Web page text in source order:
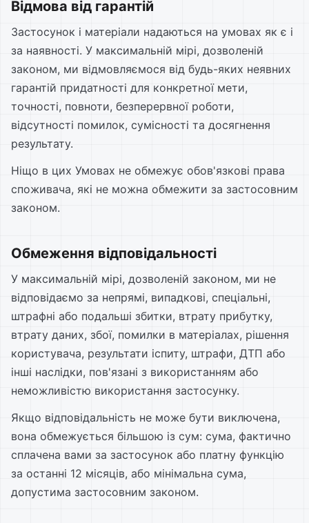
Відмова від гарантій
Застосунок і матеріали надаються на умовах як є і
за наявності. У максимальній мірі, дозволеній
законом, ми відмовляємося від будь-яких неявних
гарантій придатності для конкретної мети,
точності, повноти, безперервної роботи,
відсутності помилок, сумісності та досягнення
результату.
Ніщо в цих Умовах не обмежує обов'язкові права
споживача, які не можна обмежити за застосовним
законом.
Обмеження відповідальності
У максимальній мірі, дозволеній законом, ми не
відповідаємо за непрямі, випадкові, спеціальні,
штрафні або подальші збитки, втрату прибутку,
втрату даних, збої, помилки в матеріалах, рішення
користувача, результати іспиту, штрафи, ДТП або
інші наслідки, пов'язані з використанням або
неможливістю використання застосунку.
Якщо відповідальність не може бути виключена,
вона обмежується більшою із сум: сума, фактично
сплачена вами за застосунок або платну функцію
за останні 12 місяців, або мінімальна сума,
допустима застосовним законом.